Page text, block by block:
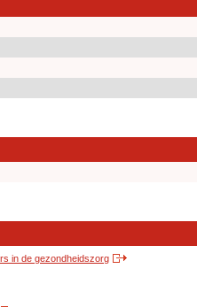
in de gezondheidszorg